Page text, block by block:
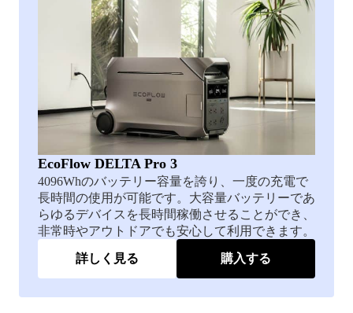
EcoFlow DELTA Pro 3
4096Whのバッテリー容量を誇り、一度の充電で
長時間の使用が可能です。大容量バッテリーであ
らゆるデバイスを長時間稼働させることができ、
非常時やアウトドアでも安心して利用できます。
詳しく見る 購入する